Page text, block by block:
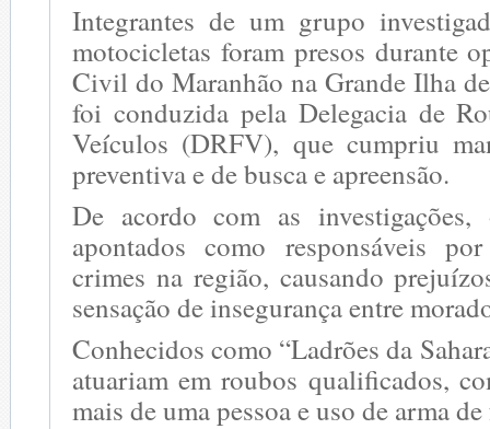
Integrantes de um grupo
motocicletas foram presos durante
Civil do Maranhão na Grande Ilha
foi conduzida pela Delegacia de
Veículos (DRFV), que cumpriu
preventiva e de busca e apreensão.
De acordo com as investigações,
apontados como responsáveis
crimes na região, causando
sensação de insegurança entre
Conhecidos como “Ladrões da
atuariam em roubos qualificados,
mais de uma pessoa e uso de arma